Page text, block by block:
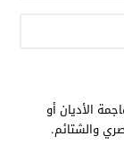
الأديان أو
والشتائم.